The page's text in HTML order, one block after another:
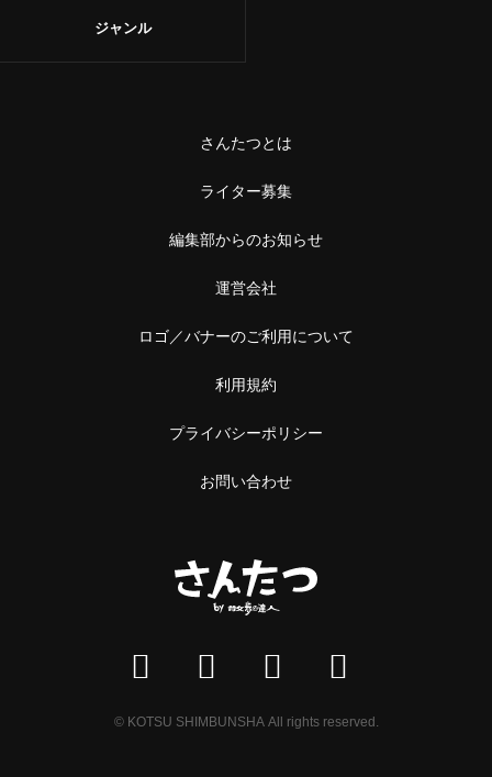
ジャンル
さんたつとは
ライター募集
編集部からのお知らせ
運営会社
ロゴ／バナーのご利用について
利用規約
プライバシーポリシー
お問い合わせ
© KOTSU SHIMBUNSHA All rights reserved.